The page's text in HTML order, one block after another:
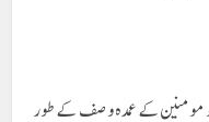
و مومنین کے عمدہ وصف کے طور